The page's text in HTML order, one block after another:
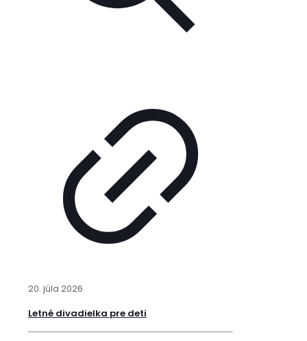
20. júla 2026
Letné divadielka pre deti